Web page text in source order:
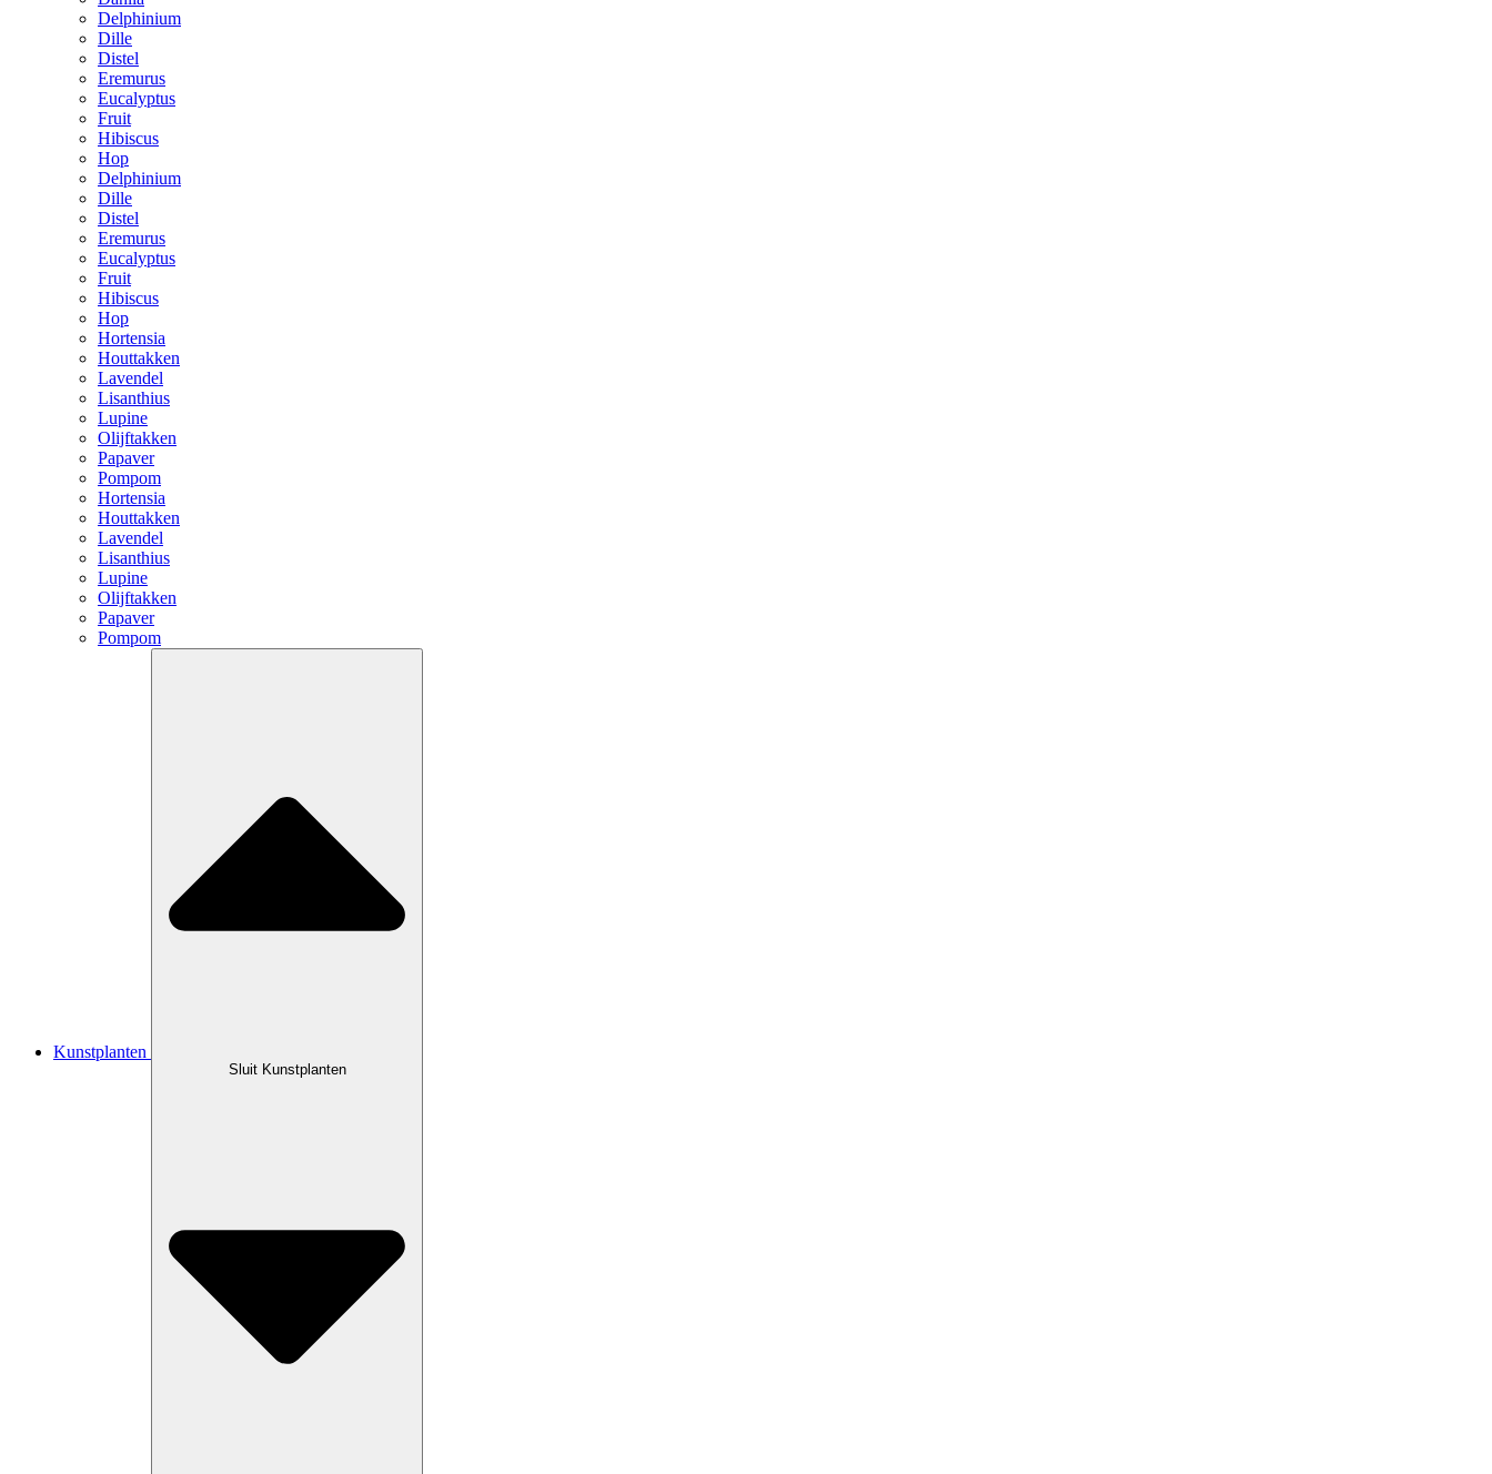
Delphinium
Dille
Distel
Eremurus
Eucalyptus
Fruit
Hibiscus
Hop
Delphinium
Dille
Distel
Eremurus
Eucalyptus
Fruit
Hibiscus
Hop
Hortensia
Houttakken
Lavendel
Lisanthius
Lupine
Olijftakken
Papaver
Pompom
Hortensia
Houttakken
Lavendel
Lisanthius
Lupine
Olijftakken
Papaver
Pompom
Kunstplanten
Sluit Kunstplanten